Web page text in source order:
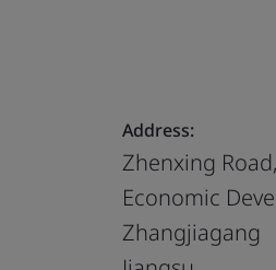
Address:
Zhenxing Road,
Economic
Zhangjiagang